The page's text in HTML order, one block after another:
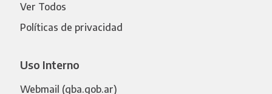
Ver Todos
Políticas de privacidad
Uso Interno
Webmail (gba.gob.ar)